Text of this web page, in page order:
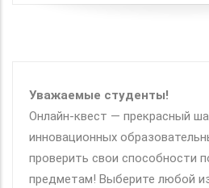
Уважаемые студенты!
Онлайн-квест — прекрасный
инновационных
проверить свои способности
предметам! Выберите любой